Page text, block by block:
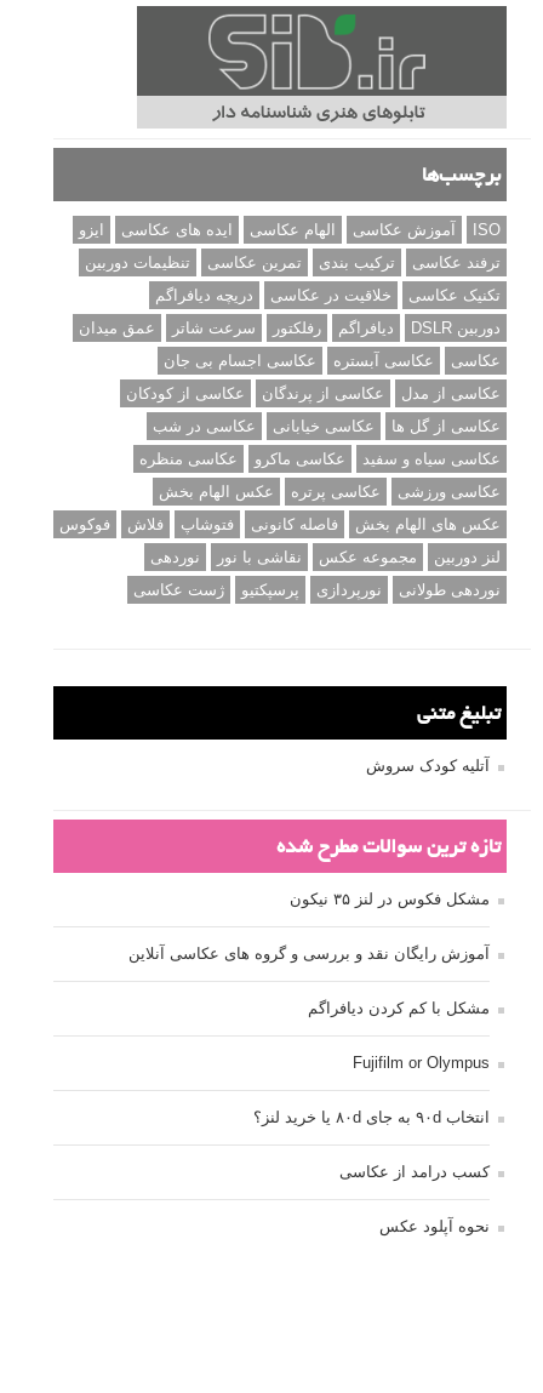
برچسب‌ها
ISO آموزش عکاسی الهام عکاسی ایده های عکاسی
ایزو
ترفند عکاسی
ترکیب بندی تمرین عکاسی
تنظیمات دوربین
تکنیک عکاسی
خلاقیت در عکاسی
دریچه دیافراگم
دوربین DSLR
دیافراگم رفلکتور سرعت شاتر
عمق میدان
عکاسی
عکاسی آبستره
عکاسی اجسام بی جان
عکاسی از مدل
عکاسی از پرندگان
عکاسی از کودکان
عکاسی از گل ها
عکاسی خیابانی
عکاسی در شب
عکاسی سیاه و سفید
عکاسی ماکرو
عکاسی منظره
عکاسی ورزشی
عکاسی پرتره
عکس الهام بخش
عکس های الهام بخش
فاصله کانونی فتوشاپ فلاش
فوکوس
لنز دوربین
مجموعه عکس نقاشی با نور
نوردهی
نوردهی طولانی
نورپردازی پرسپکتیو ژست عکاسی
تبلیغ متنی
آتلیه کودک سروش
تازه ترین سوالات مطرح شده
مشکل فکوس در لنز ۳۵ نیکون
آموزش رایگان نقد و بررسی و گروه های عکاسی آنلاین
مشکل با کم کردن دیافراگم
Fujifilm or Olympus
انتخاب ۹۰d به جای ۸۰d یا خرید لنز؟
کسب درامد از عکاسی
نحوه آپلود عکس